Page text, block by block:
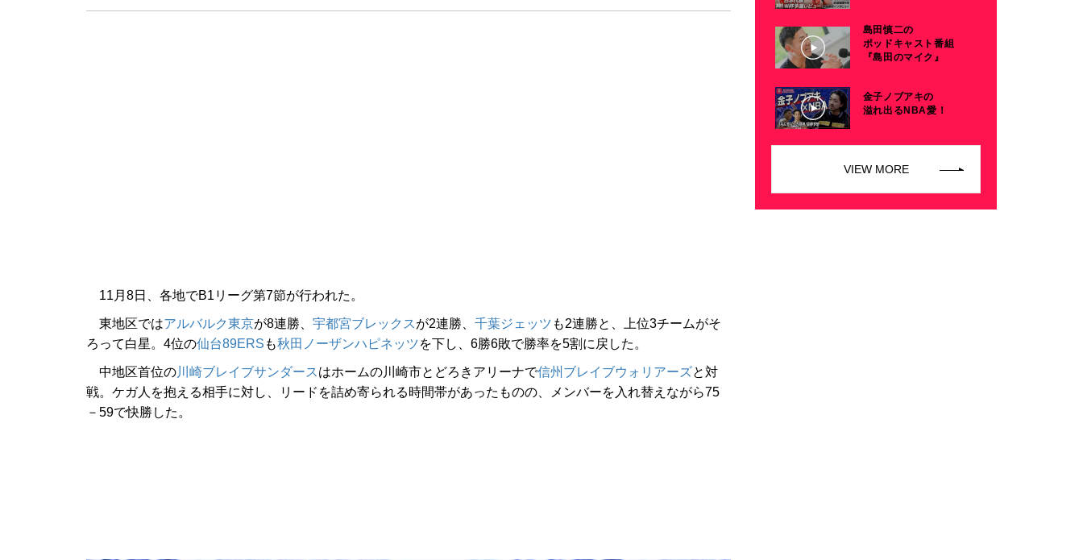
11月8日、各地でB1リーグ第7節が行われた。
東地区ではアルバルク東京が8連勝、 宇都宮ブレックスが2連勝、 千葉ジェッツ も2連勝と、上位3チームがそ
ろって白星。4位の仙台89ERS も秋田ノーザンハピネッツを下し、6勝6敗で勝率を5割に戻した。
中地区首位の川崎ブレイブサンダースはホームの川崎市とどろきアリーナで信州ブレイブウォリアーズと対
戦。ケガ人を抱える相手に対し、リードを詰め寄られる時間帯があったものの、メンバーを入れ替えながら75
－59で快勝した。
島田慎二の
ポッドキャスト番組
『島田のマイク』
金子ノブアキの
溢れ出るNBA愛！
VIEW MORE